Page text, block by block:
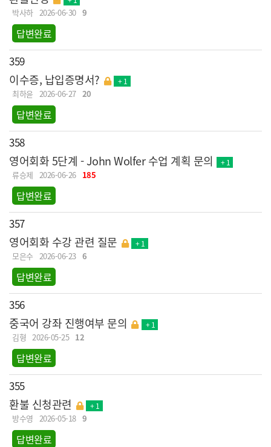
박사하 2026-06-30 9
답변완료
359
이수증, 납입증명서? + 1
최하윤 2026-06-27 20
답변완료
358
영어회화 5단계 - John Wolfer 수업 계획 문의 + 1
류승제 2026-06-26 185
답변완료
357
영어회화 수강 관련 질문 + 1
모은수 2026-06-23 6
답변완료
356
중국어 강좌 진행여부 문의 + 1
김형 2026-05-25 12
답변완료
355
환불 신청관련 + 1
방수영 2026-05-18 9
답변완료